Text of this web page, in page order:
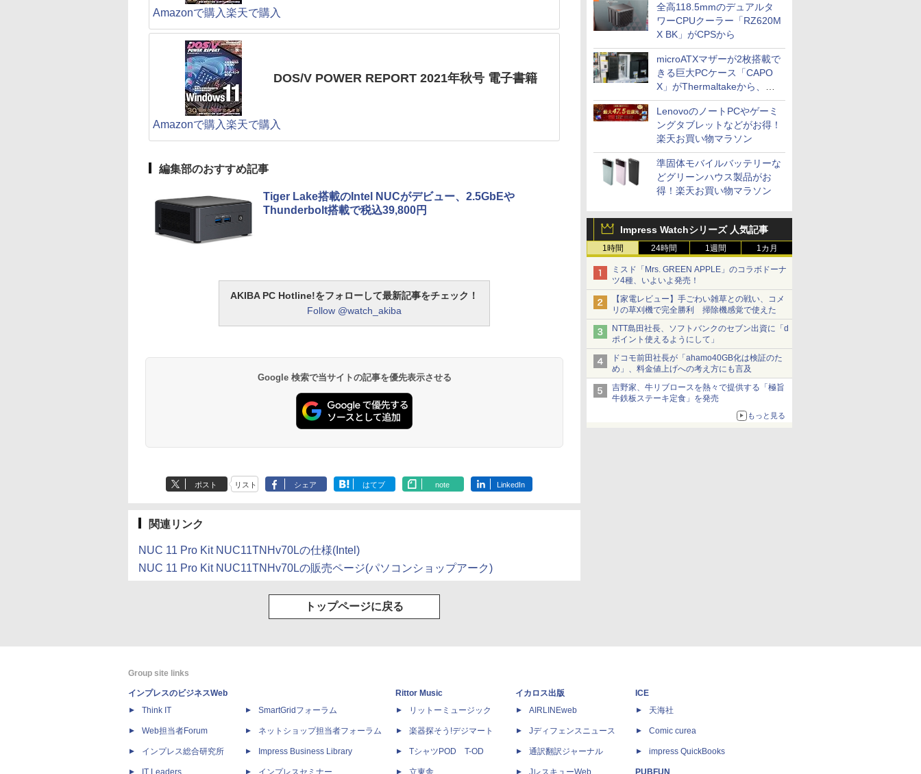
全高118.5mmのデュアルタ
ワーCPUクーラー「RZ620M
X BK」がCPSから
microATXマザーが2枚搭載で
きる巨大PCケース「CAPO
X」がThermaltakeから、カ
ラーは2色
LenovoのノートPCやゲーミ
ングタブレットなどがお得！
楽天お買い物マラソン
準固体モバイルバッテリーな
どグリーンハウス製品がお
得！楽天お買い物マラソン
Impress Watchシリーズ 人気記事
1時間 24時間 1週間 1カ月
ミスド「Mrs. GREEN APPLE」のコラボドーナ
ツ4種、いよいよ発売！
【家電レビュー】手ごわい雑草との戦い、コメ
リの草刈機で完全勝利 掃除機感覚で使えた
NTT島田社長、ソフトバンクのセブン出資に「d
ポイント使えるようにして」
ドコモ前田社長が「ahamo40GB化は検証のた
め」、料金値上げへの考え方にも言及
吉野家、牛リブロースを熱々で提供する「極旨
牛鉄板ステーキ定食」を発売
もっと見る
Amazonで購入楽天で購入
DOS/V POWER REPORT 2021年秋号 電子書籍
Amazonで購入楽天で購入
編集部のおすすめ記事
Tiger Lake搭載のIntel NUCがデビュー、2.5GbEや
Thunderbolt搭載で税込39,800円
AKIBA PC Hotline!をフォローして最新記事をチェック！
Follow @watch_akiba
Google 検索で当サイトの記事を優先表示させる
ポスト リスト シェア はてブ note LinkedIn
関連リンク
NUC 11 Pro Kit NUC11TNHv70Lの仕様(Intel)
NUC 11 Pro Kit NUC11TNHv70Lの販売ページ(パソコンショップアーク)
トップページに戻る
Group site links
インプレスのビジネスWeb
Think IT
Web担当者Forum
インプレス総合研究所
SmartGridフォーラム
ネットショップ担当者フォーラム
Impress Business Library
Rittor Music
リットーミュージック
楽器探そう!デジマート
TシャツPOD T-OD
イカロス出版
AIRLINEweb
Jディフェンスニュース
通訳翻訳ジャーナル
ICE
天海社
Comic curea
impress QuickBooks